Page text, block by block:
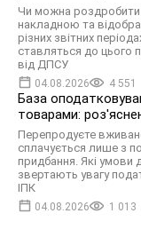
Чи можна
накладною та
різних звітних
ставляться до цього
від ДПСУ
04.08.2026 4 551
База
товарами:
Перепродуєте
сплачується лише з
придбання. Які
звертають увагу
ІПК
04.08.2026 1 013